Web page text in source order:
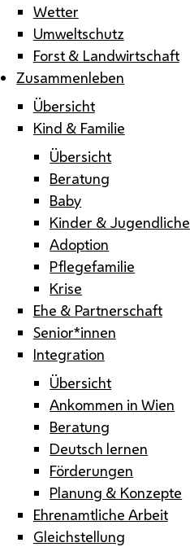
Wetter
Umweltschutz
Forst & Landwirtschaft
Zusammenleben
Übersicht
Kind & Familie
Übersicht
Beratung
Baby
Kinder & Jugendliche
Adoption
Pflegefamilie
Krise
Ehe & Partnerschaft
Senior*innen
Integration
Übersicht
Ankommen in Wien
Beratung
Deutsch lernen
Förderungen
Planung & Konzepte
Ehrenamtliche Arbeit
Gleichstellung